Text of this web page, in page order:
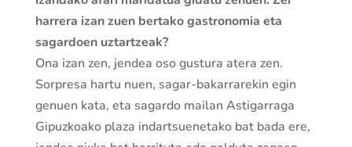
harrera izan zuen bertako gastronomia eta
sagardoen uztartzeak?
Ona izan zen, jendea oso gustura atera zen.
Sorpresa hartu nuen, sagar-bakarrarekin egin
genuen kata, eta sagardo mailan Astigarraga
Gipuzkoako plaza indartsuenetako bat bada ere,